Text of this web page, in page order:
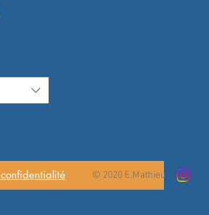
confidentialité © 2020 E.Mathieu